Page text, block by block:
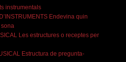
instrumentals
Endevina quin
sona
Les estructures o receptes per
Estructura de pregunta-